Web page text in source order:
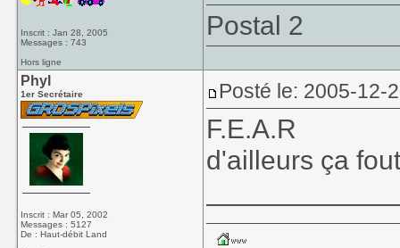
Inscrit : Jan 28, 2005
Messages : 743
Hors ligne
Postal 2
Phyl
1er Secrétaire
Inscrit : Mar 05, 2002
Messages : 5127
De : Haut-débit Land
Posté le: 2005-12-
F.E.A.R
d'ailleurs ça